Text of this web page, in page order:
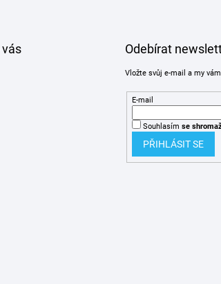
Odebírat
Vložte svůj e-mail a my
E-mail
Souhlasím se
PŘIHLÁSIT SE